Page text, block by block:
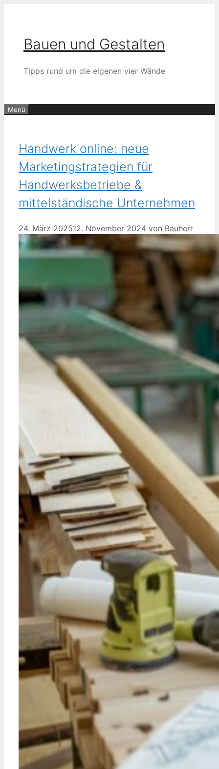
Bauen und Gestalten
Tipps rund um die eigenen vier Wände
Menü
Handwerk online: neue
Marketingstrategien für
Handwerksbetriebe &
mittelständische Unternehmen
24. März 202512. November 2024 von Bauherr